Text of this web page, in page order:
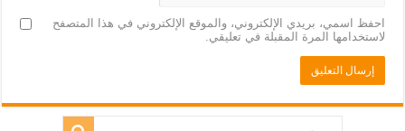
احفظ اسمي، بريدي الإلكتروني، والموقع الإلكتروني في هذا المتصفح
لاستخدامها المرة المقبلة في تعليقي.